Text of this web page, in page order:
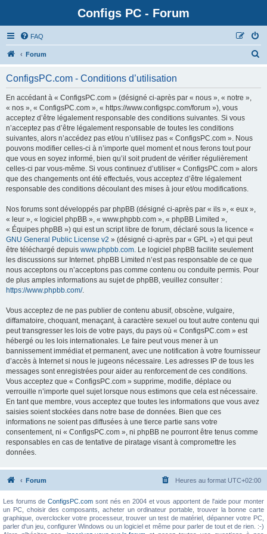
Configs PC - Forum
FAQ
Forum
ConfigsPC.com - Conditions d’utilisation
En accédant à « ConfigsPC.com » (désigné ci-après par « nous », « notre »,
« nos », « ConfigsPC.com », « https://www.configspc.com/forum »), vous
acceptez d’être légalement responsable des conditions suivantes. Si vous
n’acceptez pas d’être légalement responsable de toutes les conditions
suivantes, alors n’accédez pas et/ou n’utilisez pas « ConfigsPC.com ». Nous
pouvons modifier celles-ci à n’importe quel moment et nous ferons tout pour
que vous en soyez informé, bien qu’il soit prudent de vérifier régulièrement
celles-ci par vous-même. Si vous continuez d’utiliser « ConfigsPC.com » alors
que des changements ont été effectués, vous acceptez d’être légalement
responsable des conditions découlant des mises à jour et/ou modifications.
Nos forums sont développés par phpBB (désigné ci-après par « ils », « eux »,
« leur », « logiciel phpBB », « www.phpbb.com », « phpBB Limited »,
« Équipes phpBB ») qui est un script libre de forum, déclaré sous la licence «
GNU General Public License v2 » (désigné ci-après par « GPL ») et qui peut
être téléchargé depuis www.phpbb.com. Le logiciel phpBB facilite seulement
les discussions sur Internet. phpBB Limited n’est pas responsable de ce que
nous acceptons ou n’acceptons pas comme contenu ou conduite permis. Pour
de plus amples informations au sujet de phpBB, veuillez consulter :
https://www.phpbb.com/.
Vous acceptez de ne pas publier de contenu abusif, obscène, vulgaire,
diffamatoire, choquant, menaçant, à caractère sexuel ou tout autre contenu qui
peut transgresser les lois de votre pays, du pays où « ConfigsPC.com » est
hébergé ou les lois internationales. Le faire peut vous mener à un
bannissement immédiat et permanent, avec une notification à votre fournisseur
d’accès à Internet si nous le jugeons nécessaire. Les adresses IP de tous les
messages sont enregistrées pour aider au renforcement de ces conditions.
Vous acceptez que « ConfigsPC.com » supprime, modifie, déplace ou
verrouille n’importe quel sujet lorsque nous estimons que cela est nécessaire.
En tant que membre, vous acceptez que toutes les informations que vous avez
saisies soient stockées dans notre base de données. Bien que ces
informations ne soient pas diffusées à une tierce partie sans votre
consentement, ni « ConfigsPC.com », ni phpBB ne pourront être tenus comme
responsables en cas de tentative de piratage visant à compromettre les
données.
Forum Heures au format UTC+02:00
Les forums deConfigsPC.com sont nés en 2004 et vous apportent de l'aide pour monter
un PC, choisir des composants, acheter un ordinateur portable, trouver la bonne carte
graphique, overclocker votre processeur, trouver un test de matériel, dépanner votre PC,
parler d'un jeu, configurer Windows ou un logiciel et même pour parler de tout et de rien. :-)